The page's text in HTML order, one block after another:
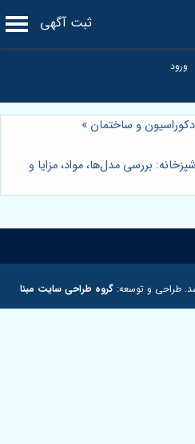
ثبت آگهی
دکوراسیون و ساختمان »
بررسی مدل‌ها، مواد، مزایا و
طراحی و توسعه: گروه طراحی سایت مبنا